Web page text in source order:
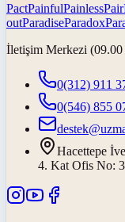
PactPainfulPainlessPair
outParadiseParadox
İletişim Merkezi
0(312) 911
0(546) 855
Hacettepe
4. Kat Ofis No: